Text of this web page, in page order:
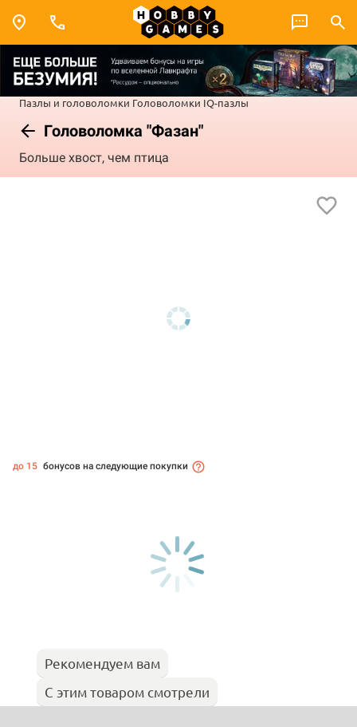
Пазлы и головоломки Головоломки IQ-пазлы
Головоломка "Фазан"
Больше хвост, чем птица
до 15 бонусов на следующие покупки
Рекомендуем вам
С этим товаром смотрели